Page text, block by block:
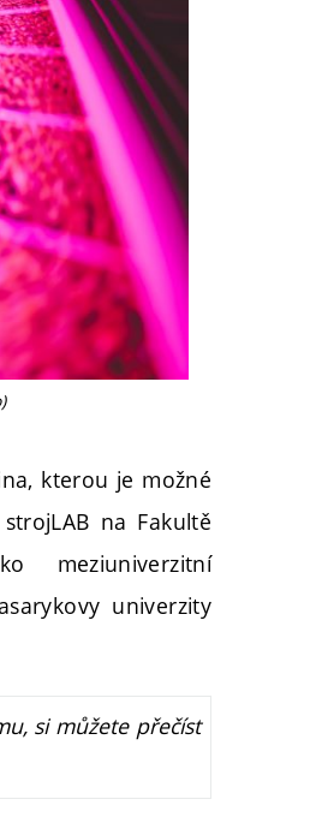
kterou je možné
na Fakultě
meziuniverzitní
univerzity
si můžete přečíst